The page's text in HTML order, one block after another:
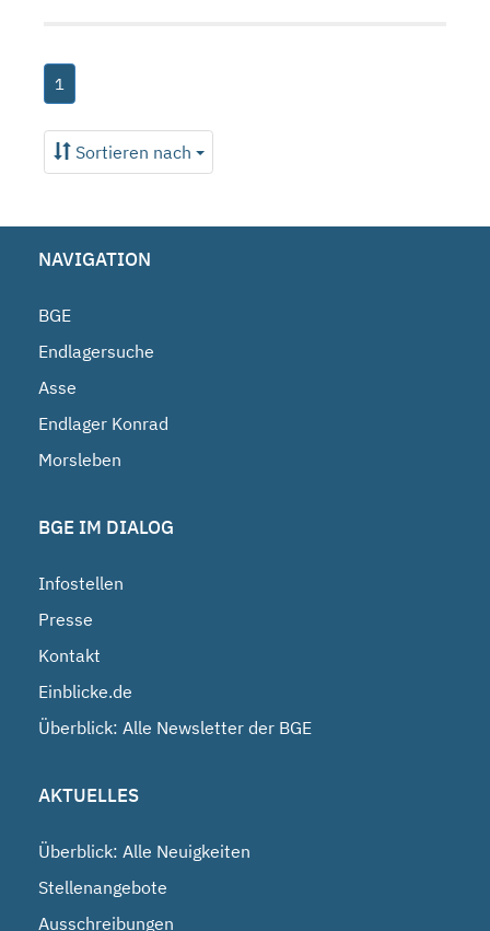
1
Sortieren nach
NAVIGATION
BGE
Endlagersuche
Asse
Endlager Konrad
Morsleben
BGE IM DIALOG
Infostellen
Presse
Kontakt
Einblicke.de
Überblick: Alle Newsletter der BGE
AKTUELLES
Überblick: Alle Neuigkeiten
Stellenangebote
Ausschreibungen